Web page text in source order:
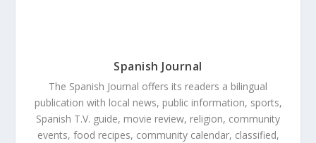
Spanish Journal
The Spanish Journal offers its readers a bilingual
publication with local news, public information, sports,
Spanish T.V. guide, movie review, religion, community
events, food recipes, community calendar, classified,